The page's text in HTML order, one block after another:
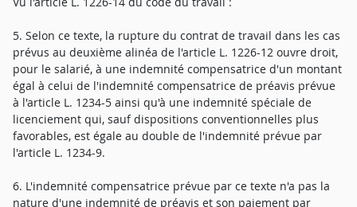
5. Selon ce texte, la rupture du contrat de travail dans les cas
prévus au deuxième alinéa de l'article L. 1226-12 ouvre droit,
pour le salarié, à une indemnité compensatrice d'un montant
égal à celui de l'indemnité compensatrice de préavis prévue
à l'article L. 1234-5 ainsi qu'à une indemnité spéciale de
licenciement qui, sauf dispositions conventionnelles plus
favorables, est égale au double de l'indemnité prévue par
l'article L. 1234-9.
6. L'indemnité compensatrice prévue par ce texte n'a pas la
nature d'une indemnité de préavis et son paiement par